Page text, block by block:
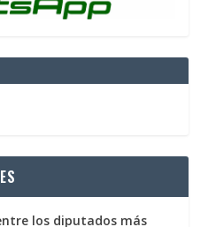
los diputados más